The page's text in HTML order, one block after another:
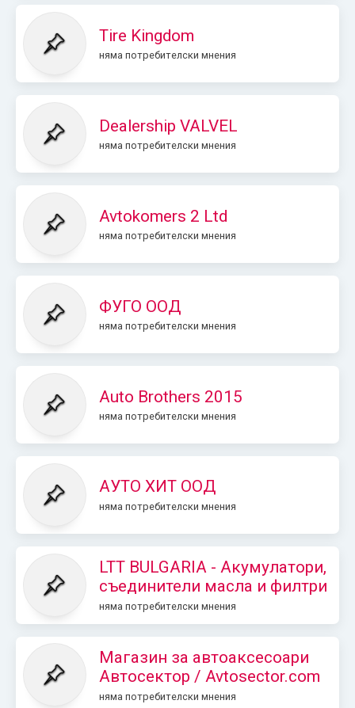
Tire Kingdom
няма потребителски мнения
Dealership VALVEL
няма потребителски мнения
Avtokomers 2 Ltd
няма потребителски мнения
ФУГО ООД
няма потребителски мнения
Auto Brothers 2015
няма потребителски мнения
АУТО ХИТ ООД
няма потребителски мнения
LTT BULGARIA - Акумулатори,
съединители масла и филтри
няма потребителски мнения
Магазин за автоаксесоари
Автосектор / Avtosector.com
няма потребителски мнения